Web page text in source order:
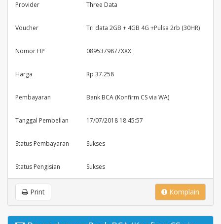
Provider Three Data
Voucher Tri data 2GB + 4GB 4G +Pulsa 2rb (30HR)
Nomor HP 0895379877XXX
Harga Rp 37.258
Pembayaran Bank BCA (Konfirm CS via WA)
Tanggal Pembelian 17/07/2018 18:45:57
Status Pembayaran Sukses
Status Pengisian Sukses
Komplain
Print